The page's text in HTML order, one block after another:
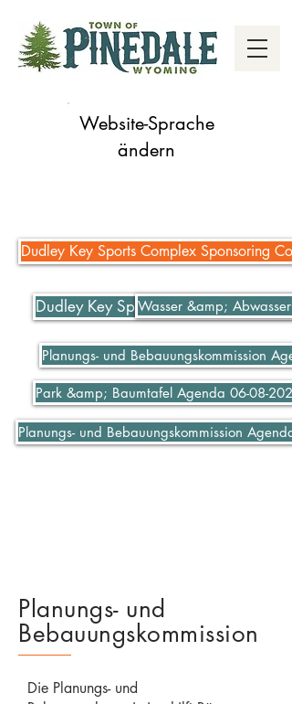
Dudley Key Sports Complex Sponsoring
Dudley Key Sports Complex
Wasser &amp; Abwasser
Planungs- und Bebauungskommission
Website-Sprache
ändern
Park &amp; Baumtafel Agenda 06-08-2021
Planungs- und Bebauungskommission
Planungs- und
Bebauungskommission
Die Planungs- und